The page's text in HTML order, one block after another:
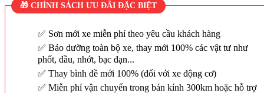
🎁 CHÍNH SÁCH ƯU ĐÃI ĐẶC BIỆT
Sơn mới xe miễn phí theo yêu cầu khách hàng
Bảo dưỡng toàn bộ xe, thay mới 100% các vật tư như
phốt, dầu, nhớt, bạc đạn...
Thay bình đề mới 100% (đối với xe động cơ)
Miễn phí vận chuyển trong bán kính 300km hoặc hỗ trợ